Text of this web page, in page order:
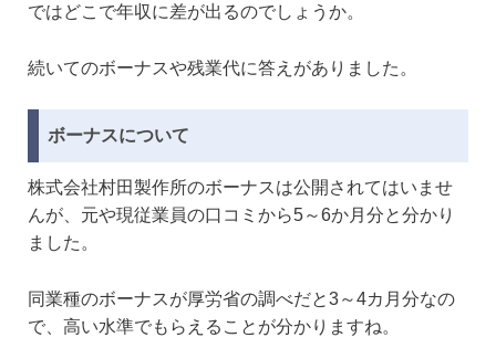
ではどこで年収に差が出るのでしょうか。
続いてのボーナスや残業代に答えがありました。
ボーナスについて
株式会社村田製作所のボーナスは公開されてはいませ
んが、元や現従業員の口コミから5～6か月分と分かり
ました。
同業種のボーナスが厚労省の調べだと3～4カ月分なの
で、高い水準でもらえることが分かりますね。